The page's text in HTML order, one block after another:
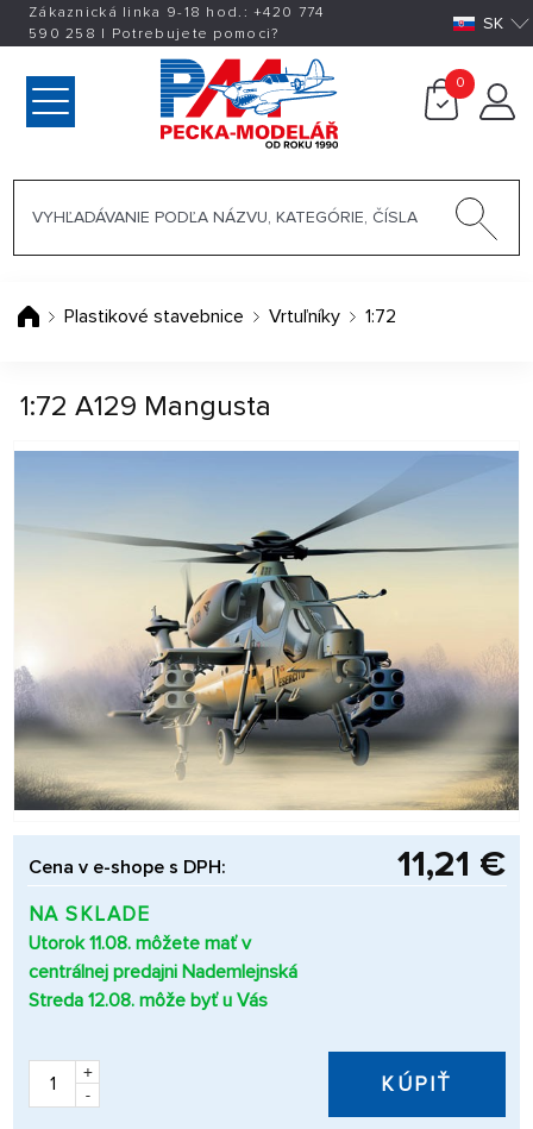
Zákaznická linka 9-18 hod.:+420 774
590 258 | Potrebujete pomoci? SK
0
Plastikové stavebnice Vrtuľníky 1:72
1:72 A129 Mangusta
Cena v e-shope s DPH: 11,21 €
NA SKLADE
Utorok 11.08. môžete mať v
centrálnej predajni Nademlejnská
Streda 12.08. môže byť u Vás
+
-
KÚPIŤ